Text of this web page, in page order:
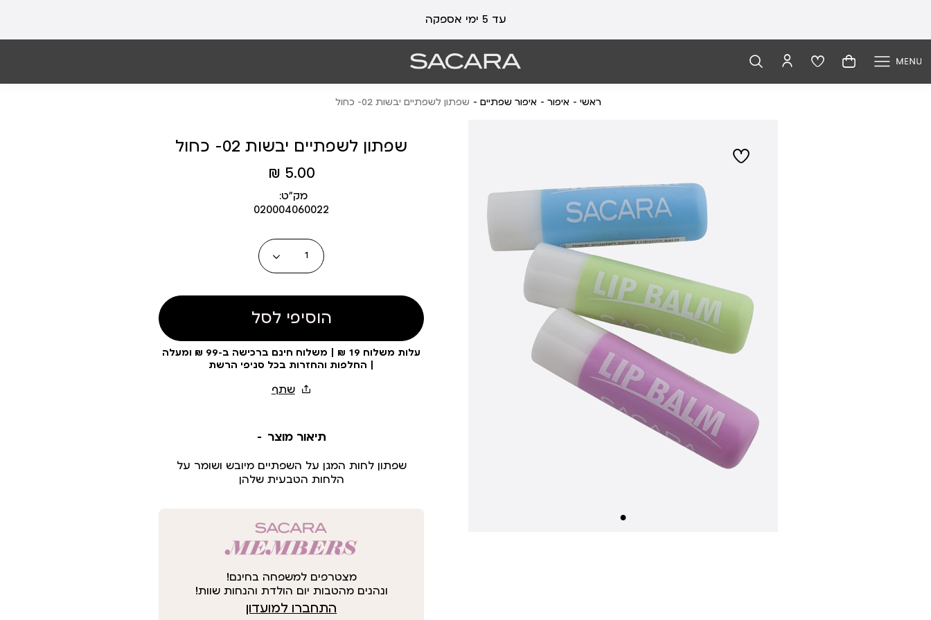
עד 5 ימי אספקה
ראשי איפור איפור שפתיים שפתון לשפתיים יבשות 02- כחול
שפתון לשפתיים יבשות 02- כחול
מחיר
מוצר
5.00 ₪
מק״ט:
020004060022
כמות
הוסיפי לסל
עלות משלוח 19 ₪ | משלוח חינם ברכישה ב-99 ₪ ומעלה
| החלפות והחזרות בכל סניפי הרשת
תיאור מוצר
שפתון לחות המגן על השפתיים מיובש ושומר על
הלחות הטבעית שלהן
מצטרפים למשפחה בחינם!
ונהנים מהטבות יום הולדת והנחות שוות!
התחברו למועדון